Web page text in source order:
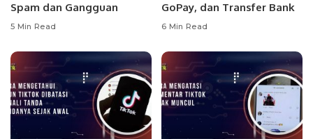
Spam dan Gangguan
5 Min Read
GoPay, dan Transfer Bank
6 Min Read